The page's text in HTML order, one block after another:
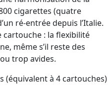
cigarettes (quatre
ré-entrée depuis l’Italie.
cartouche : la flexibilité
même s’il reste des
trop avides.
(équivalent à 4 cartouches)